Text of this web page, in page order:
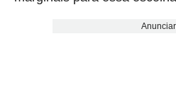
Anunciar